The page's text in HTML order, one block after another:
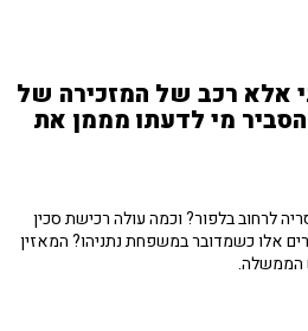
אלא רכב של המזכירה של
מי לדעתו מממן את
לרחוב בלפור? וכמה עולה רכישת סכין
אלו כשמדובר במשפחת נתניהו? המאזין
הממשלה.